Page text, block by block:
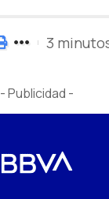
3
- Publicidad -